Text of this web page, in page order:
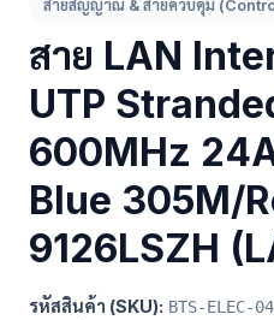
สายสัญญาณ & สายควบคุม
สาย LAN
UTP
600MHz
Blue 305M/
9126LSZH
รหัสสินค้า (SKU): BTS-ELEC-